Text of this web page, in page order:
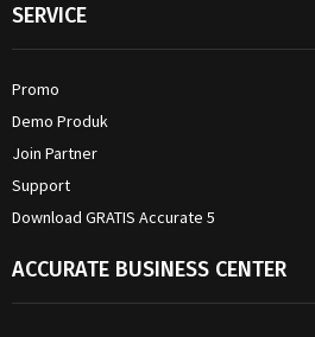
SERVICE
Promo
Demo Produk
Join Partner
Support
Download GRATIS Accurate 5
ACCURATE BUSINESS CENTER